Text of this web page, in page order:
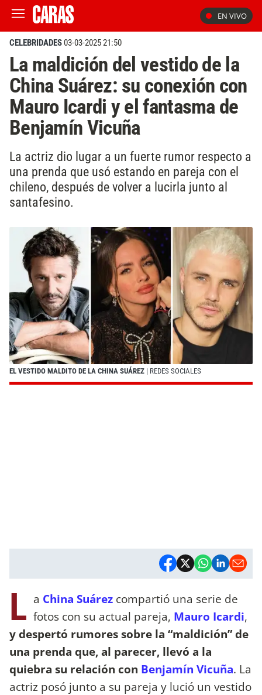
EN VIVO
CELEBRIDADES03-03-2025 21:50
La maldición del vestido de la
China Suárez: su conexión con
Mauro Icardi y el fantasma de
Benjamín Vicuña
La actriz dio lugar a un fuerte rumor respecto a
una prenda que usó estando en pareja con el
chileno, después de volver a lucirla junto al
santafesino.
EL VESTIDO MALDITO DE LA CHINA SUÁREZ | REDES SOCIALES
L a China Suárez compartió una serie de
fotos con su actual pareja, Mauro Icardi,
y despertó rumores sobre la “maldición” de
una prenda que, al parecer, llevó a la
quiebra su relación con Benjamín Vicuña. La
actriz posó junto a su pareja y lució un vestido